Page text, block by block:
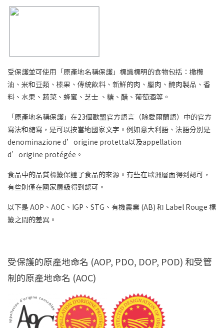
受保護並可使用「原產地名稱保護」標識標明的食物包括：橄欖
油、米和豆類、榛果、傳統飲料、新鮮的肉、臘肉、醃肉製品、香
料、水果、蔬菜、蜂蜜、芝士 、糖、醋、葡萄酒等。
「原產地名稱保護」在23個歐盟官方語言（除愛爾蘭語）中的官方
寫法和縮寫，是可以按當地國家文字。例如意大利語、法語分別是
denominazione d’origine protetta以及appellation
d’origine protégée。
食品中的品質標籤保證了食品的來源。有些在歐洲層面得到認可，
有些則僅在國家層級得到認可。
以下是 AOP、AOC、IGP、STG、有機農業 (AB) 和 Label Rouge 標
籤之間的差異。
受保護的原產地命名 (AOP, PDO, DOP, POD) 和受管
制的原產地命名 (AOC)